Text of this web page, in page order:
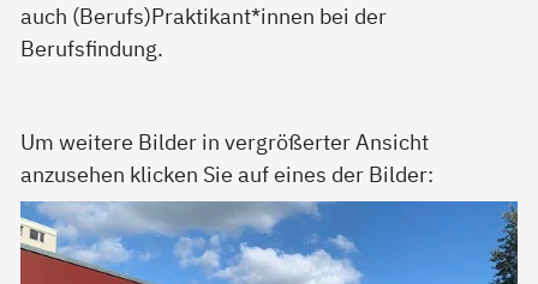
auch (Berufs)Praktikant*innen bei der
Berufsfindung.
Um weitere Bilder in vergrößerter Ansicht
anzusehen klicken Sie auf eines der Bilder: